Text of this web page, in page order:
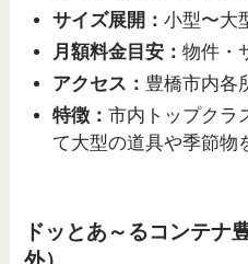
サイズ展開： 小型〜大
月額料金目安： 物件・
アクセス： 豊橋市内各
特徴： 市内トップクラ
て大型の道具や季節物
ドッとあ～るコンテナ